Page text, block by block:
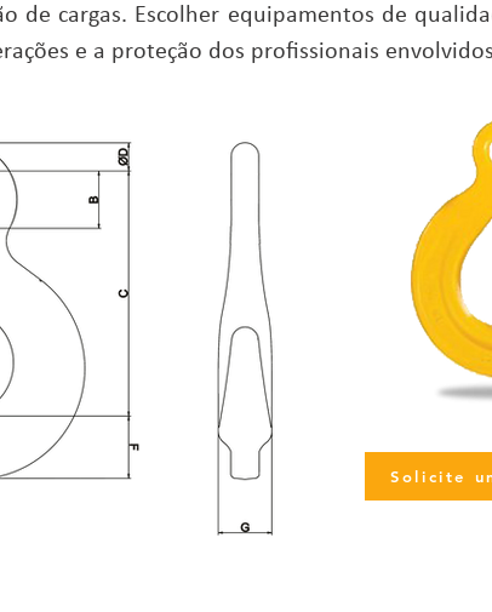
de cargas. Escolher equipamentos de
e a proteção dos profissionais
Solicite